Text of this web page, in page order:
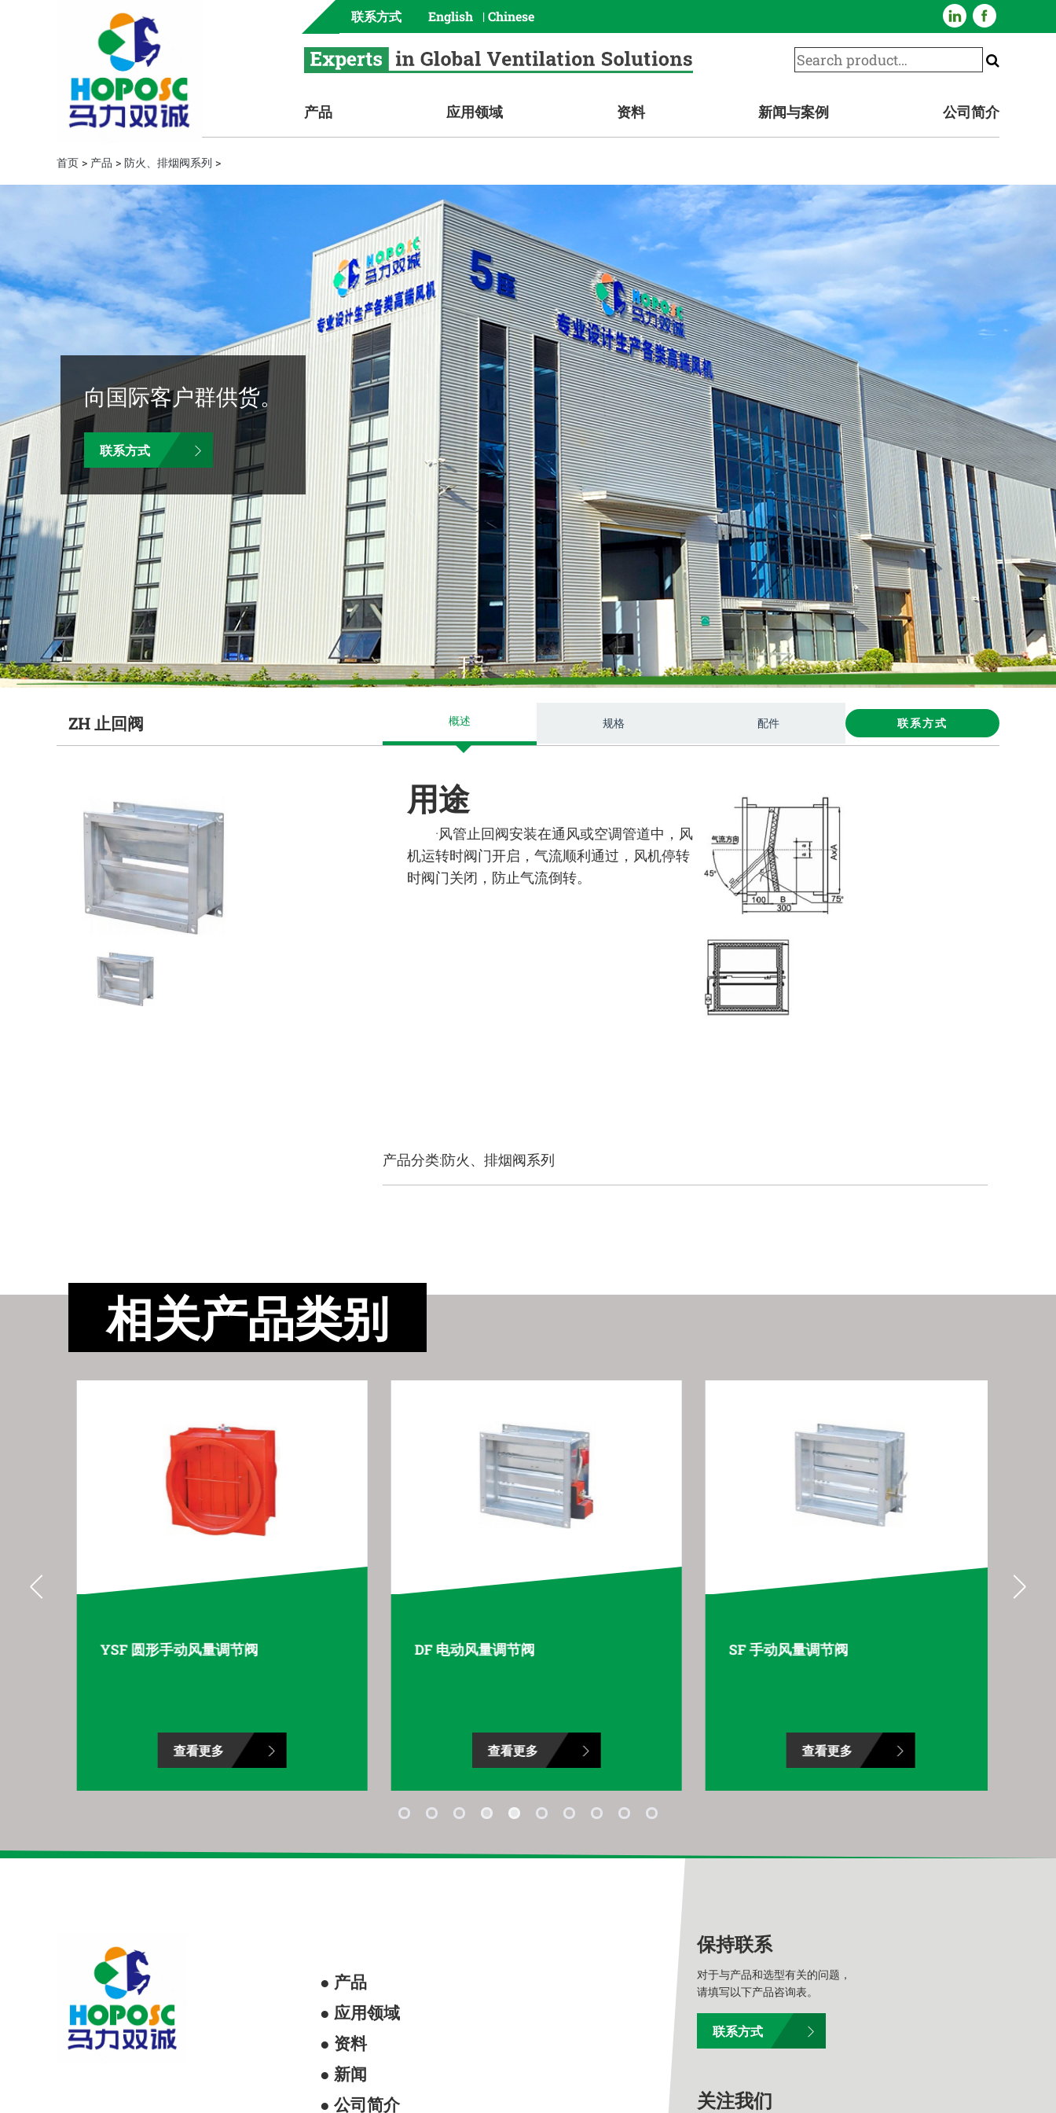
联系方式 English | Chinese
产品 应用领域 资料 新闻与案例 公司简介
首页 > 产品 > 防火、排烟阀系列 >
向国际客户群供货。
联系方式
ZH 止回阀 概述 规格 配件 联系方式
用途
·风管止回阀安装在通风或空调管道中，风
机运转时阀门开启，气流顺利通过，风机停转
时阀门关闭，防止气流倒转。
产品分类:防火、排烟阀系列
相关产品类别
YSF 圆形手动风量调节阀
查看更多
DF 电动风量调节阀
查看更多
SF 手动风量调节阀
查看更多
● 产品
● 应用领域
● 资料
● 新闻
● 公司简介
保持联系
对于与产品和选型有关的问题，
请填写以下产品咨询表。
联系方式
关注我们